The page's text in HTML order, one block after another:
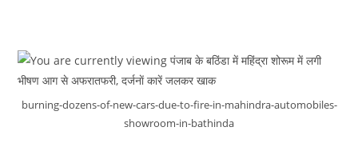
burning-dozens-of-new-cars-due-to-fire-in-mahindra-automobiles-
showroom-in-bathinda